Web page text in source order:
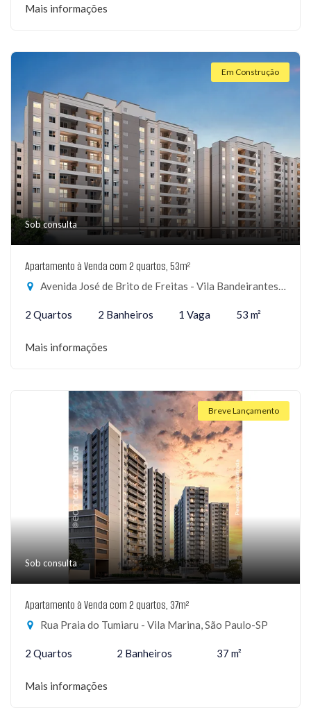
Mais informações
Em Construção
Sob consulta
Apartamento à Venda com 2 quartos, 53m²
Avenida José de Brito de Freitas - Vila Bandeirantes, São Paulo-SP
2 Quartos 2 Banheiros 1 Vaga 53 m²
Mais informações
Breve Lançamento
Sob consulta
Apartamento à Venda com 2 quartos, 37m²
Rua Praia do Tumiaru - Vila Marina, São Paulo-SP
2 Quartos 2 Banheiros 37 m²
Mais informações